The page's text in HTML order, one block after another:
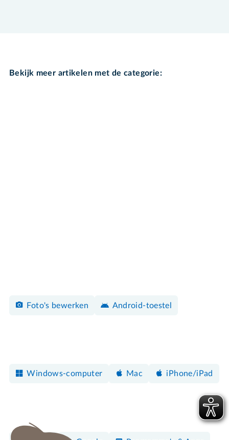
Bekijk meer artikelen met de categorie:
Foto's bewerken Android-toestel
Windows-computer Mac iPhone/iPad